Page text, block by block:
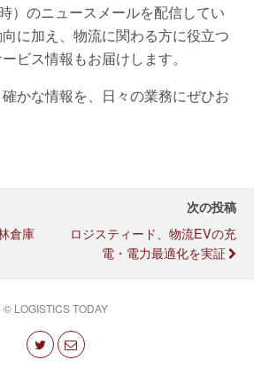
）のニュースメールを配信してい
に加え、物流に関わる方に役立つ
ビス情報もお届けします。
かな情報を、日々の業務にぜひお
倉庫
次の投稿
ロジスティード、物流EVの充
電・電力最適化を実証
© LOGISTICS TODAY